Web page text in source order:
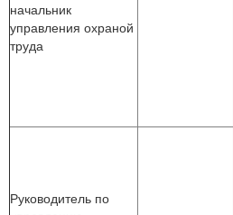
начальник
управления охраной
труда
Руководитель по